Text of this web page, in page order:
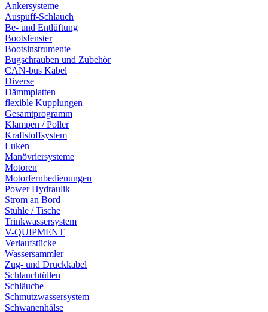
Ankersysteme
Auspuff-Schlauch
Be- und Entlüftung
Bootsfenster
Bootsinstrumente
Bugschrauben und Zubehör
CAN-bus Kabel
Diverse
Dämmplatten
flexible Kupplungen
Gesamtprogramm
Klampen / Poller
Kraftstoffsystem
Luken
Manövriersysteme
Motoren
Motorfernbedienungen
Power Hydraulik
Strom an Bord
Stühle / Tische
Trinkwassersystem
V-QUIPMENT
Verlaufstücke
Wassersammler
Zug- und Druckkabel
Schlauchtüllen
Schläuche
Schmutzwassersystem
Schwanenhälse